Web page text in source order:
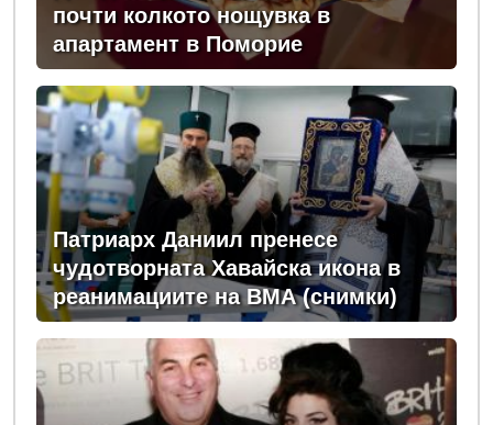
почти колкото нощувка в
апартамент в Поморие
Патриарх Даниил пренесе
чудотворната Хавайска икона в
реанимациите на ВМА (снимки)